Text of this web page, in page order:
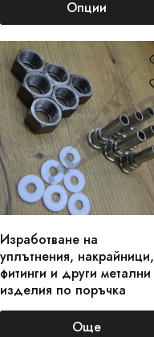
Опции
Изработване на
уплътнения, накрайници,
фитинги и други метални
изделия по поръчка
Още